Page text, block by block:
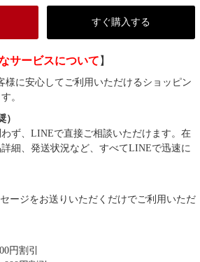
すぐ購入する
サービスについて 】
様に安心してご利用いただけるショッピン
。
ず、LINEで直接ご相談いただけます。在
細、発送状況など、すべてLINEで迅速に
ージをお送りいただくだけでご利用いただ
円割引